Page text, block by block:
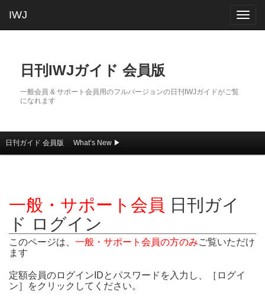
IWJ
日刊IWJガイド 会員版
一般会員 & サポート会員用のフルバージョンの日刊IWJガイドがご覧
になれます
メインメニュー
メインコンテンツへ移動
サブコンテンツへ移動
日刊ガイド 会員版 What’s New ▶
一般・サポート会員 日刊ガイ
ド ログイン
このページは、 一般・サポート会員の方のみご覧いただけ
ます
定額会員のログインIDとパスワードを入力し、［ログイ
ン］をクリックしてください。